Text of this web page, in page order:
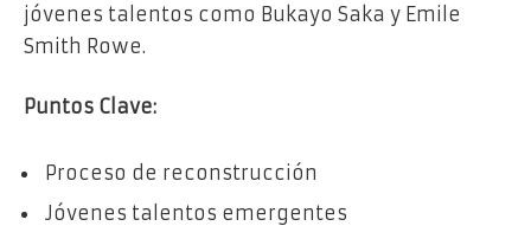
jóvenes talentos como Bukayo Saka y Emile
Smith Rowe.
Puntos Clave:
Proceso de reconstrucción
Jóvenes talentos emergentes